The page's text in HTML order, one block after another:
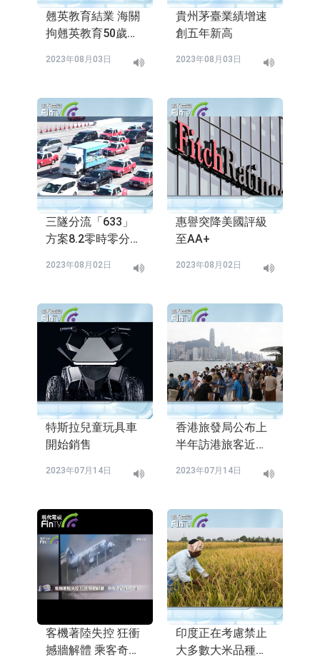
翹英教育結業 海關
拘翹英教育50歲女
2023年08月03日
貴州茅臺業績增速
創五年新高
2023年08月03日
三隧分流「633」
方案8.2零時零分實
2023年08月02日
惠譽突降美國評級
至AA+
2023年08月02日
特斯拉兒童玩具車
開始銷售
2023年07月14日
香港旅發局公布上
半年訪港旅客近
2023年07月14日
客機著陸失控 狂衝
撼牆解體 乘客奇蹟
印度正在考慮禁止
大多數大米品種的